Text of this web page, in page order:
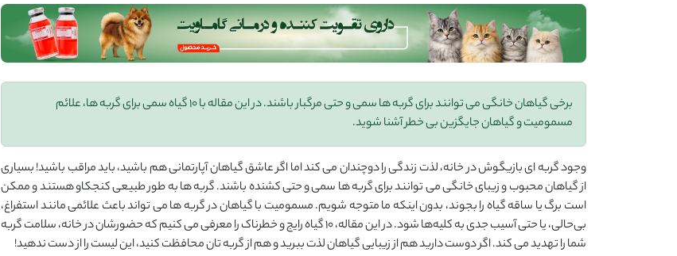
برخی گیاهان خانگی می ‌توانند برای گربه‌ ها سمی و حتی مرگبار باشند. در این مقاله با ۱۰ گیاه سمی برای گربه‌ ها، علائم
مسمومیت و گیاهان جایگزین بی‌ خطر آشنا شوید.
وجود گربه ‌ای بازیگوش در خانه، لذت زندگی را دوچندان می ‌کند اما اگر عاشق گیاهان آپارتمانی هم باشید، باید مراقب باشید! بسیاری
از گیاهان محبوب و زیبای خانگی می ‌توانند برای گربه ‌ها سمی و حتی کشنده باشند. گربه‌ ها به ‌طور طبیعی کنجکاو هستند و ممکن
است برگ یا ساقه گیاه را بجوند، بدون اینکه ما متوجه شویم. مسمومیت با گیاهان در گربه ‌ها می ‌تواند باعث علائمی مانند استفراغ،
بی‌حالی، یا حتی آسیب جدی به کلیه‌ها شود. در این مقاله، 10 گیاه رایج و خطرناک را معرفی می ‌کنیم که حضورشان در خانه، سلامت گربه
شما را تهدید می‌ کند. اگر دوست دارید هم از زیبایی گیاهان لذت ببرید و هم از گربه ‌تان محافظت کنید، این لیست را از دست ندهید!